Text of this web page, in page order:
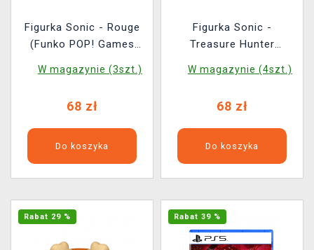
Figurka Sonic - Rouge
(Funko POP! Games
W magazynie (3szt.)
68 zł
Do koszyka
Figurka Sonic -
Treasure Hunter
Games 1055)
W magazynie (4szt.)
68 zł
Do koszyka
Rabat 29 % Rabat 39 %